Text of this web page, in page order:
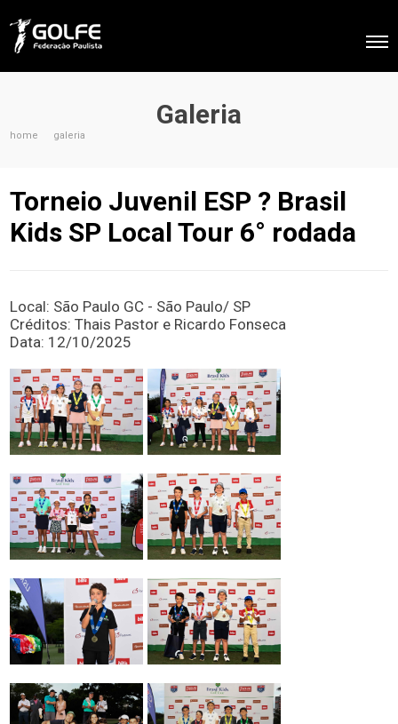
Galeria
home galeria
Torneio Juvenil ESP ? Brasil
Kids SP Local Tour 6° rodada
Local: São Paulo GC - São Paulo/ SP
Créditos: Thais Pastor e Ricardo Fonseca
Data: 12/10/2025